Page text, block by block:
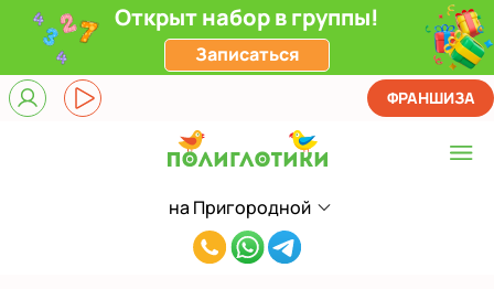
Открыт набор в группы!
Записаться
на Пригородной
Выберите центр
на Пригородной
8(920)663-
ФРАНШИЗА